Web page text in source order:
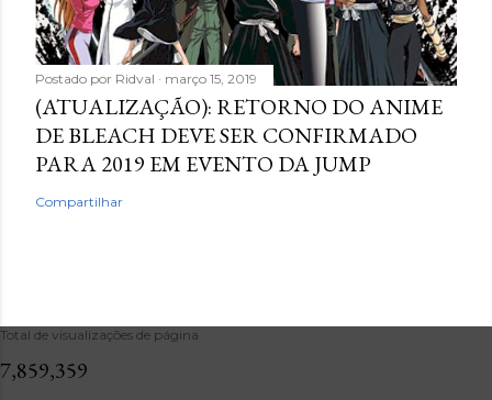
Postado por Ridval março 15, 2019
(ATUALIZAÇÃO): RETORNO DO ANIME
DE BLEACH DEVE SER CONFIRMADO
PARA 2019 EM EVENTO DA JUMP
Compartilhar
Total de visualizações de página
7,859,359